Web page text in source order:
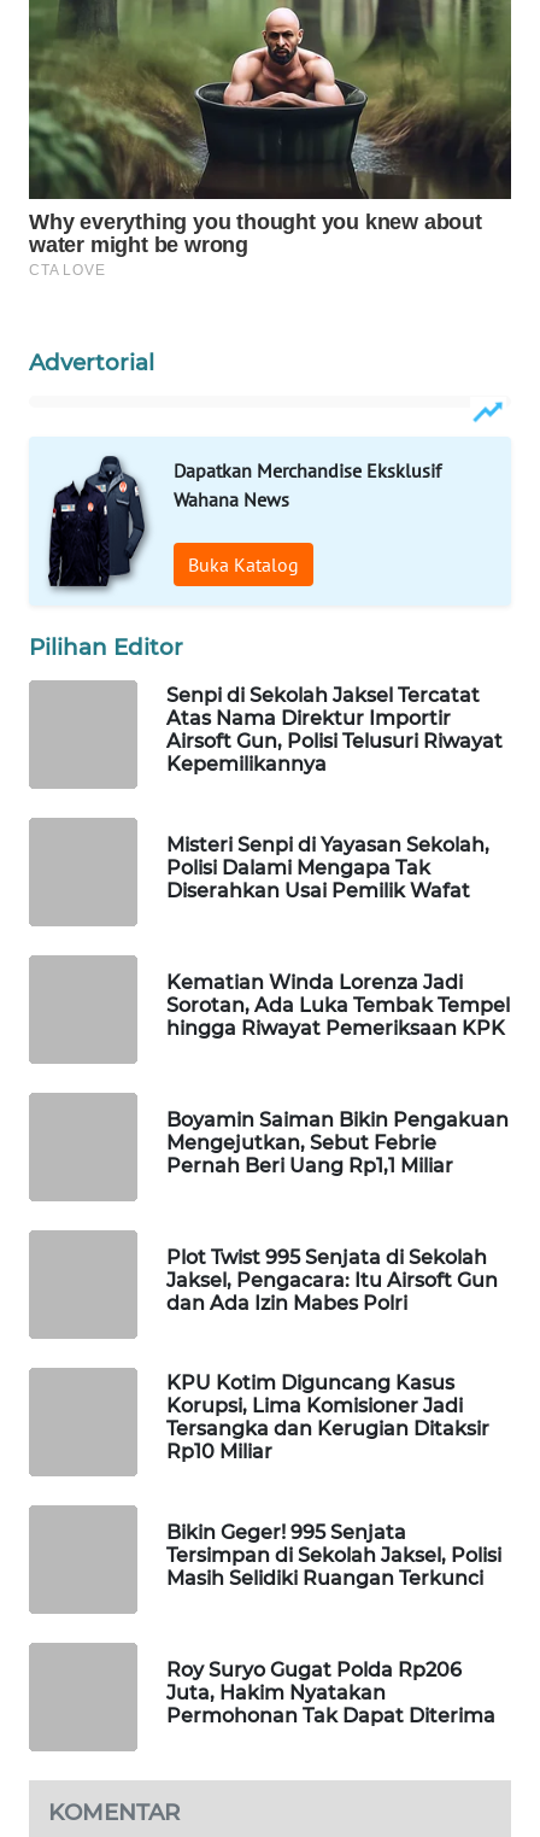
Advertorial
Dapatkan Merchandise Eksklusif
Wahana News
Buka Katalog
Pilihan Editor
Senpi di Sekolah Jaksel Tercatat
Atas Nama Direktur Importir
Airsoft Gun, Polisi Telusuri Riwayat
Kepemilikannya
Misteri Senpi di Yayasan Sekolah,
Polisi Dalami Mengapa Tak
Diserahkan Usai Pemilik Wafat
Kematian Winda Lorenza Jadi
Sorotan, Ada Luka Tembak Tempel
hingga Riwayat Pemeriksaan KPK
Boyamin Saiman Bikin Pengakuan
Mengejutkan, Sebut Febrie
Pernah Beri Uang Rp1,1 Miliar
Plot Twist 995 Senjata di Sekolah
Jaksel, Pengacara: Itu Airsoft Gun
dan Ada Izin Mabes Polri
KPU Kotim Diguncang Kasus
Korupsi, Lima Komisioner Jadi
Tersangka dan Kerugian Ditaksir
Rp10 Miliar
Bikin Geger! 995 Senjata
Tersimpan di Sekolah Jaksel, Polisi
Masih Selidiki Ruangan Terkunci
Roy Suryo Gugat Polda Rp206
Juta, Hakim Nyatakan
Permohonan Tak Dapat Diterima
KOMENTAR
Wahana
Media
Group
WAHANA
NEWS
WAHANA
TANI
INFRASTRUKTUR
WAHANA
KONSUMEN
WAHANA
LISTRIK
WAHANA
TV
NET
UMKM
WAHANA
OTOMOTIF
WAHANA